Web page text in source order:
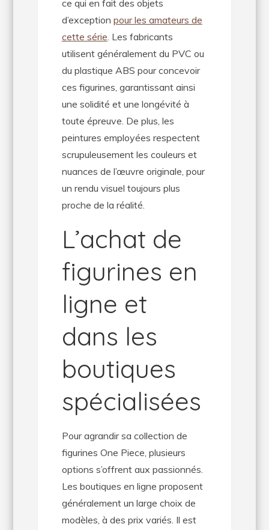
ce qui en fait des objets
d’exception pour les amateurs de
cette série. Les fabricants
utilisent généralement du PVC ou
du plastique ABS pour concevoir
ces figurines, garantissant ainsi
une solidité et une longévité à
toute épreuve. De plus, les
peintures employées respectent
scrupuleusement les couleurs et
nuances de l’œuvre originale, pour
un rendu visuel toujours plus
proche de la réalité.
L’achat de
figurines en
ligne et
dans les
boutiques
spécialisées
Pour agrandir sa collection de
figurines One Piece, plusieurs
options s’offrent aux passionnés.
Les boutiques en ligne proposent
généralement un large choix de
modèles, à des prix variés. Il est